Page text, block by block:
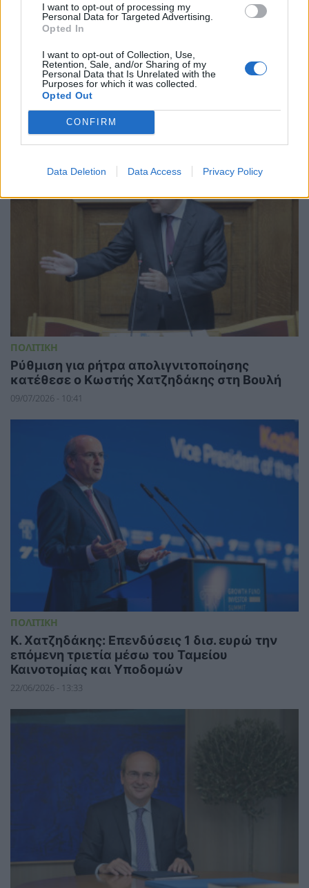
I want to opt-out of processing my
Personal Data for Targeted Advertising.
Opted In
I want to opt-out of Collection, Use,
Retention, Sale, and/or Sharing of my
Personal Data that Is Unrelated with the
Purposes for which it was collected.
Opted Out
CONFIRM
Data Deletion Data Access Privacy Policy
ΠΟΛΙΤΙΚΗ
Κ. Χατζηδάκης: Από σήμερα οι μειώσεις στις
τιμές προμήθειας βενζίνης και ντίζελ
14/07/2026 - 11:30
ΠΟΛΙΤΙΚΗ
Ρύθμιση για ρήτρα απολιγνιτοποίησης
κατέθεσε ο Κωστής Χατζηδάκης στη Βουλή
09/07/2026 - 10:41
ΠΟΛΙΤΙΚΗ
Κ. Χατζηδάκης: Επενδύσεις 1 δισ. ευρώ την
επόμενη τριετία μέσω του Ταμείου
Καινοτομίας και Υποδομών
22/06/2026 - 13:33